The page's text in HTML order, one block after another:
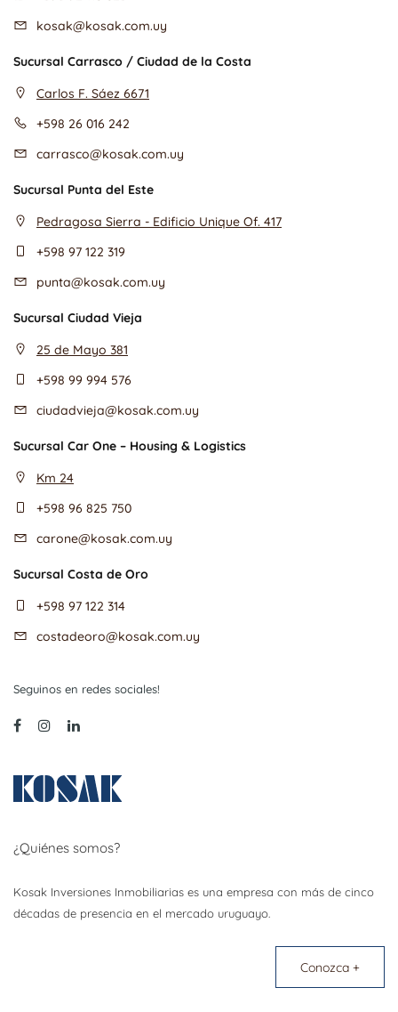
kosak@kosak.com.uy
Sucursal Carrasco / Ciudad de la Costa
Carlos F. Sáez 6671
+598 26 016 242
carrasco@kosak.com.uy
Sucursal Punta del Este
Pedragosa Sierra - Edificio Unique Of. 417
+598 97 122 319
punta@kosak.com.uy
Sucursal Ciudad Vieja
25 de Mayo 381
+598 99 994 576
ciudadvieja@kosak.com.uy
Sucursal Car One – Housing & Logistics
Km 24
+598 96 825 750
carone@kosak.com.uy
Sucursal Costa de Oro
+598 97 122 314
costadeoro@kosak.com.uy
Seguinos en redes sociales!
¿Quiénes somos?
Kosak Inversiones Inmobiliarias es una empresa con más de cinco
décadas de presencia en el mercado uruguayo.
Conozca +